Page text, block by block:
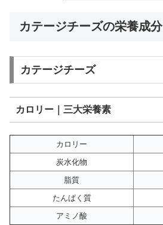
カテージチーズの栄養成分
カテージチーズ
カロリー｜三大栄養素
カロリー
炭水化物
脂質
たんぱく質
アミノ酸